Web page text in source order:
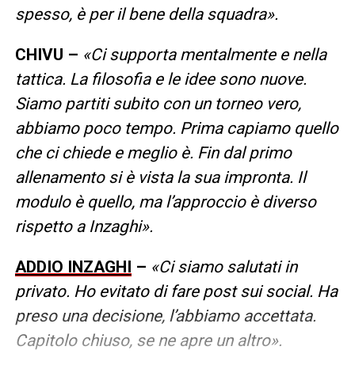
spesso, è per il bene della squadra».
CHIVU – «Ci supporta mentalmente e nella
tattica. La filosofia e le idee sono nuove.
Siamo partiti subito con un torneo vero,
abbiamo poco tempo. Prima capiamo quello
che ci chiede e meglio è. Fin dal primo
allenamento si è vista la sua impronta. Il
modulo è quello, ma l’approccio è diverso
rispetto a Inzaghi».
ADDIO INZAGHI – «Ci siamo salutati in
privato. Ho evitato di fare post sui social. Ha
preso una decisione, l’abbiamo accettata.
Capitolo chiuso, se ne apre un altro».